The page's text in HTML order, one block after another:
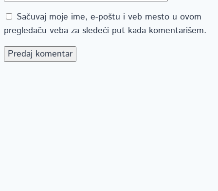
Sačuvaj moje ime, e-poštu i veb mesto u ovom
pregledaču veba za sledeći put kada komentarišem.